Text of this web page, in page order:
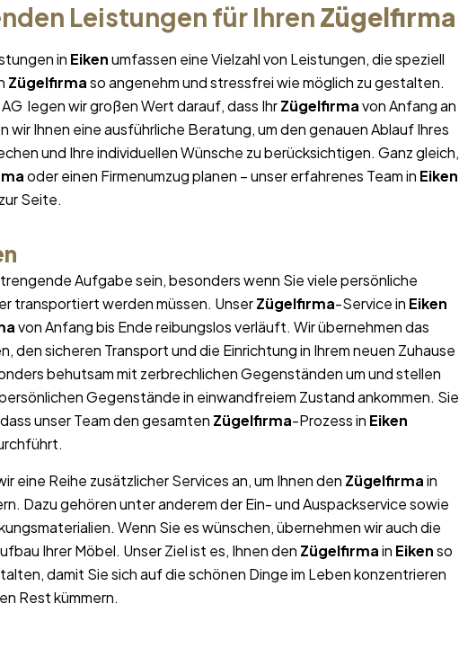
Leistungen für Ihren Zügelfirma
in Eikenumfassen eine Vielzahl von Leistungen, die speziell
Zügelfirmaso angenehm und stressfrei wie möglich zu gestalten.
legen wir großen Wert darauf, dass IhrZügelfirmavon Anfang an
Ihnen eine ausführliche Beratung, um den genauen Ablauf Ihres
und Ihre individuellen Wünsche zu berücksichtigen. Ganz gleich,
oder einen Firmenumzug planen – unser erfahrenes Team in Eiken
Seite.
Aufgabe sein, besonders wenn Sie viele persönliche
transportiert werden müssen. UnserZügelfirma-Service in Eiken
von Anfang bis Ende reibungslos verläuft. Wir übernehmen das
den sicheren Transport und die Einrichtung in Ihrem neuen Zuhause
behutsam mit zerbrechlichen Gegenständen um und stellen
Gegenstände in einwandfreiem Zustand ankommen. Sie
unser Team den gesamten Zügelfirma-Prozess in Eiken
eine Reihe zusätzlicher Services an, um Ihnen den Zügelfirmain
Dazu gehören unter anderem der Ein- und Auspackservice sowie
Wenn Sie es wünschen, übernehmen wir auch die
Ihrer Möbel. Unser Ziel ist es, Ihnen den Zügelfirmain Eikenso
damit Sie sich auf die schönen Dinge im Leben konzentrieren
Rest kümmern.